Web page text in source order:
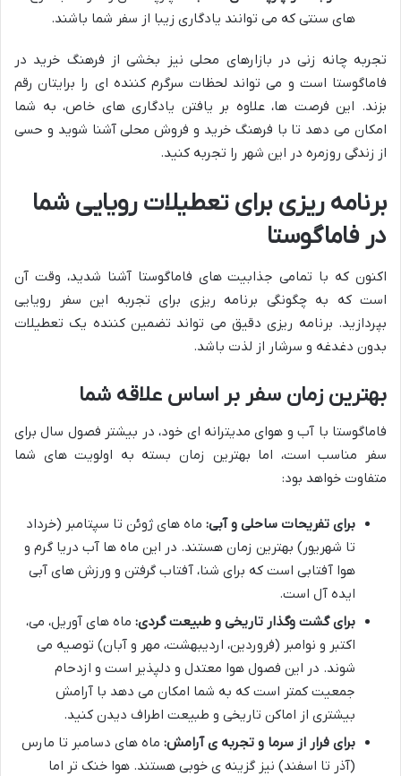
های سنتی که می توانند یادگاری زیبا از سفر شما باشند.
تجربه چانه زنی در بازارهای محلی نیز بخشی از فرهنگ خرید در
فاماگوستا است و می تواند لحظات سرگرم کننده ای را برایتان رقم
بزند. این فرصت ها، علاوه بر یافتن یادگاری های خاص، به شما
امکان می دهد تا با فرهنگ خرید و فروش محلی آشنا شوید و حسی
از زندگی روزمره در این شهر را تجربه کنید.
برنامه ریزی برای تعطیلات رویایی شما
در فاماگوستا
اکنون که با تمامی جذابیت های فاماگوستا آشنا شدید، وقت آن
است که به چگونگی برنامه ریزی برای تجربه این سفر رویایی
بپردازید. برنامه ریزی دقیق می تواند تضمین کننده یک تعطیلات
بدون دغدغه و سرشار از لذت باشد.
بهترین زمان سفر بر اساس علاقه شما
فاماگوستا با آب و هوای مدیترانه ای خود، در بیشتر فصول سال برای
سفر مناسب است، اما بهترین زمان بسته به اولویت های شما
متفاوت خواهد بود:
برای تفریحات ساحلی و آبی: ماه های ژوئن تا سپتامبر (خرداد
تا شهریور) بهترین زمان هستند. در این ماه ها آب دریا گرم و
هوا آفتابی است که برای شنا، آفتاب گرفتن و ورزش های آبی
ایده آل است.
برای گشت وگذار تاریخی و طبیعت گردی: ماه های آوریل، می،
اکتبر و نوامبر (فروردین، اردیبهشت، مهر و آبان) توصیه می
شوند. در این فصول هوا معتدل و دلپذیر است و ازدحام
جمعیت کمتر است که به شما امکان می دهد با آرامش
بیشتری از اماکن تاریخی و طبیعت اطراف دیدن کنید.
برای فرار از سرما و تجربه ی آرامش: ماه های دسامبر تا مارس
(آذر تا اسفند) نیز گزینه ی خوبی هستند. هوا خنک تر اما